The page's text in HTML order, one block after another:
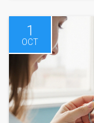
1
OCT